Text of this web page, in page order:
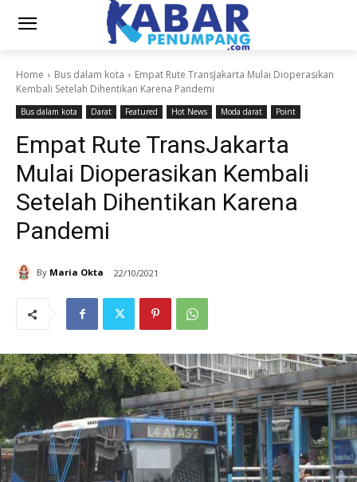
Home Bus dalam kota
Empat Rute TransJakarta Mulai Dioperasikan
Kembali Setelah Dihentikan Karena Pandemi
Bus dalam kota Darat Featured Hot News Moda darat Point
Empat Rute TransJakarta
Mulai Dioperasikan Kembali
Setelah Dihentikan Karena
Pandemi
By Maria Okta 22/10/2021